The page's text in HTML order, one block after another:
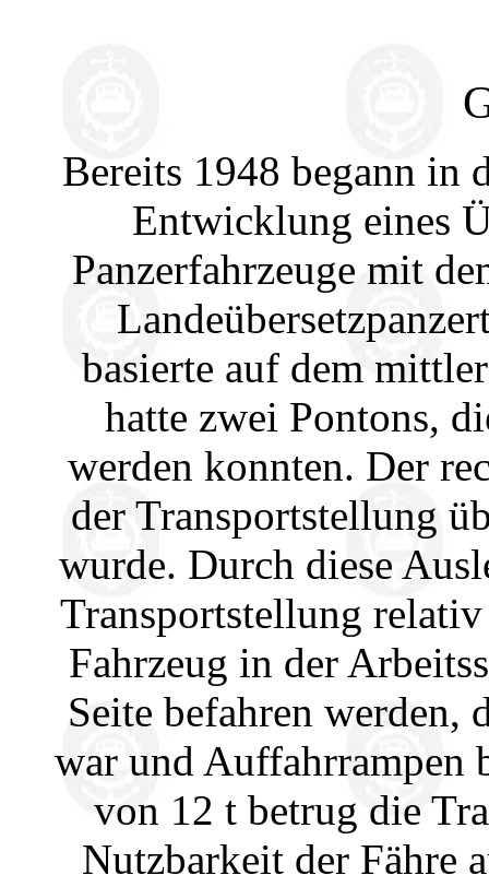
Bereits 1948 begann in
Entwicklung eines
Panzerfahrzeuge mit
basierte auf dem
hatte zwei Pontons,
werden konnten. Der
der Transportstellung
wurde. Durch diese
Transportstellung
Fahrzeug in der
Seite befahren werden,
war und Auffahrrampen
von 12 t betrug die
Nutzbarkeit der Fähre